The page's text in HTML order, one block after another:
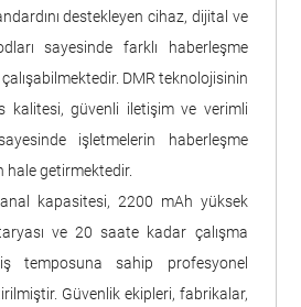
destekleyen cihaz, dijital ve
sayesinde farklı haberleşme
DMR teknolojisinin
kalitesi, güvenli iletişim ve verimli
işletmelerin haberleşme
hale getirmektedir.
kapasitesi, 2200 mAh yüksek
ve 20 saate kadar çalışma
temposuna sahip profesyonel
Güvenlik ekipleri, fabrikalar,